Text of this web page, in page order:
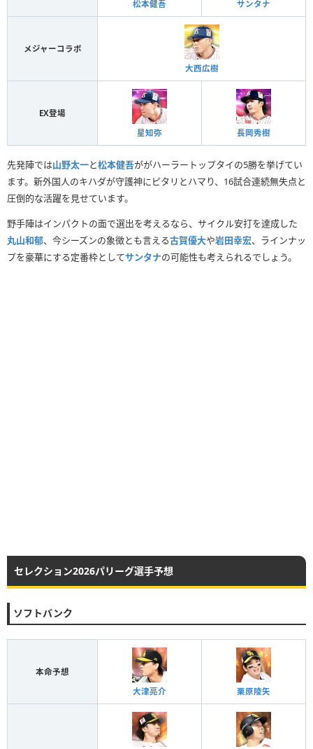
松本健吾 サンタナ
メジャーコラボ
大西広樹
EX登場
星知弥
長岡秀樹
先発陣では山野太一と松本健吾ががハーラートップタイの5勝を挙げてい
ます。新外国人のキハダが守護神にピタリとハマり、16試合連続無失点と
圧倒的な活躍を見せています。
野手陣はインパクトの面で選出を考えるなら、サイクル安打を達成した
丸山和郁、今シーズンの象徴とも言える古賀優大や岩田幸宏、ラインナッ
プを豪華にする定番枠としてサンタナの可能性も考えられるでしょう。
セレクション2026パリーグ選手予想
ソフトバンク
本命予想
大津亮介
栗原陵矢